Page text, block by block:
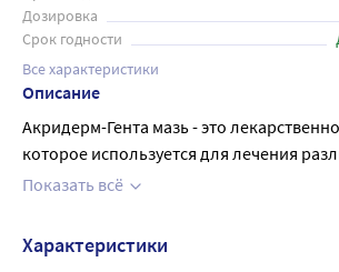
Дозировка
Срок годности
Все характеристики
Описание
Акридерм-Гента мазь - это лекарственное средство,
которое используется для лечения
заболеваний, таких как дерматиты
экземы (атопическая, детская,
хронический лишай (ограниченный
Показать всё
Характеристики